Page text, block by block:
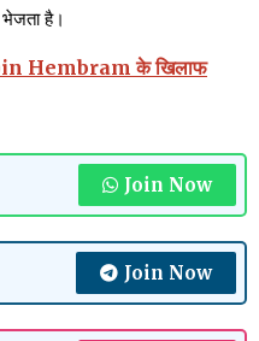
भेजता है।
Hembram के खिलाफ
Join Now
Join Now